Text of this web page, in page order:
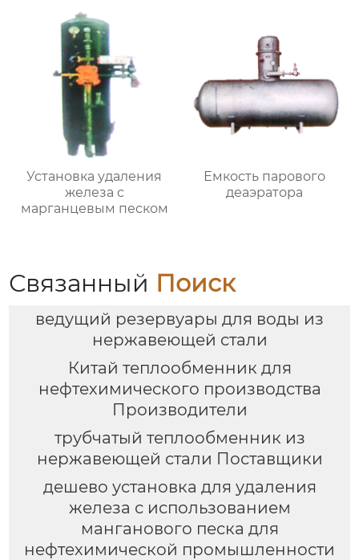
Установка удаления
железа с
марганцевым песком
Емкость парового
деаэратора
Связанный Поиск
ведущий резервуары для воды из
нержавеющей стали
Китай теплообменник для
нефтехимического производства
Производители
трубчатый теплообменник из
нержавеющей стали Поставщики
дешево установка для удаления
железа с использованием
манганового песка для
нефтехимической промышленности